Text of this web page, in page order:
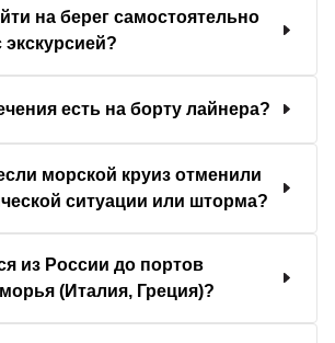
на берег самостоятельно
экскурсией?
есть на борту лайнера?
морской круиз отменили
ситуации или шторма?
из России до портов
(Италия, Греция)?